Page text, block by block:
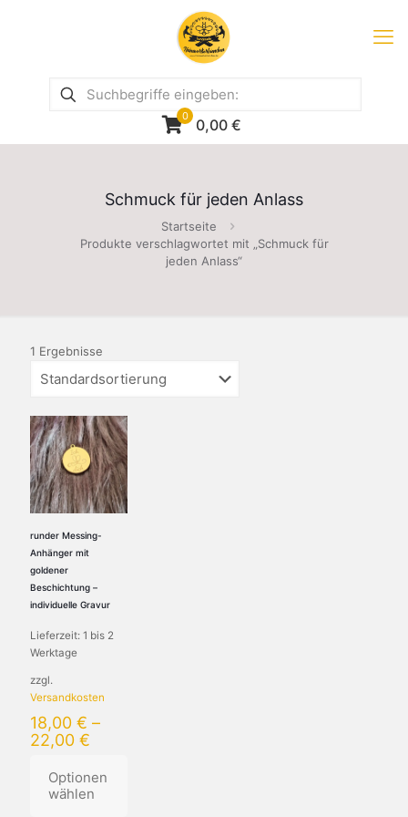
0 0,00 €
Schmuck für jeden Anlass
Startseite
Produkte verschlagwortet mit „Schmuck für
jeden Anlass“
1 Ergebnisse
runder Messing-
Anhänger mit
goldener
Beschichtung –
individuelle Gravur
Lieferzeit: 1 bis 2
Werktage
zzgl.
Versandkosten
18,00 € –
22,00 €
Optionen
wählen